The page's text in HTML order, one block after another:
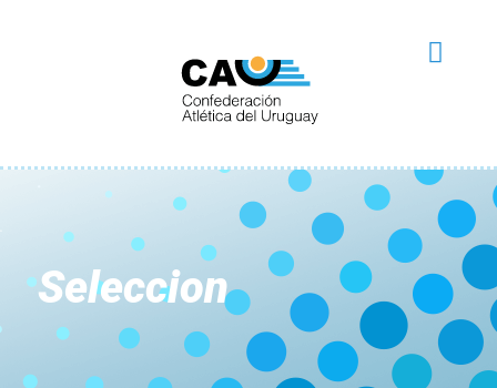
Seleccion